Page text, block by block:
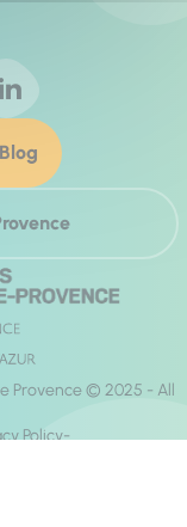
Provence © 2025 - All
Policy